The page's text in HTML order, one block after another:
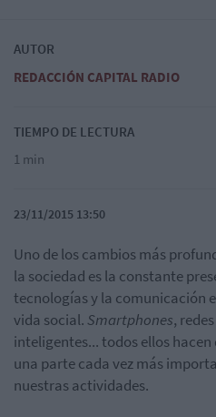
AUTOR
REDACCIÓN CAPITAL RADIO
TIEMPO DE LECTURA
1 min
23/11/2015 13:50
Uno de los cambios más
la sociedad es la constante
tecnologías y la comunicación
vida social. Smartphones,
inteligentes... todos ellos hacen
una parte cada vez más
nuestras actividades.